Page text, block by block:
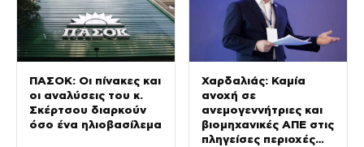
ΠΑΣΟΚ: Οι πίνακες και
οι αναλύσεις του κ.
Σκέρτσου διαρκούν
όσο ένα ηλιοβασίλεμα
Χαρδαλιάς: Καμία
ανοχή σε
ανεμογεννήτριες και
βιομηχανικές ΑΠΕ στις
πληγείσες περιοχές